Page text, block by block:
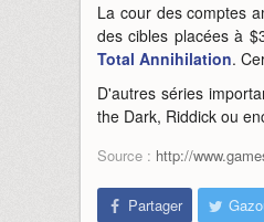
La cour des comptes
des cibles placées à
Total Annihilation.
D'autres séries
the Dark, Riddick ou
Source : http://
Partager